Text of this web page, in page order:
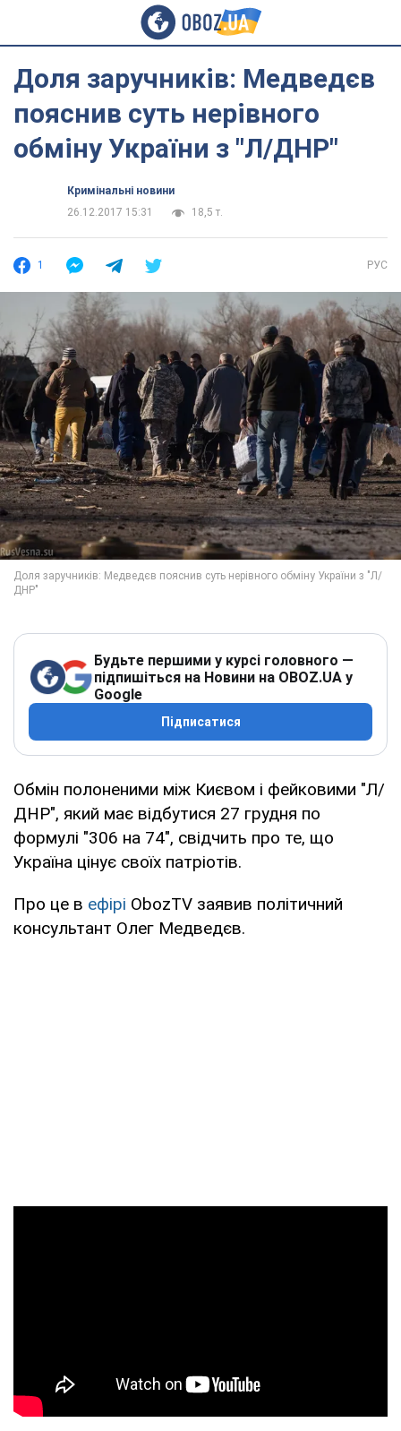
Доля заручників: Медведєв
пояснив суть нерівного
обміну України з "Л/ДНР"
Кримінальні новини
26.12.2017 15:31
18,5 т.
1 РУС
Будьте першими у курсі головного —
підпишіться на Новини на OBOZ.UA у
Google
Підписатися
Обмін полоненими між Києвом і фейковими "Л/
ДНР", який має відбутися 27 грудня по
формулі "306 на 74", свідчить про те, що
Україна цінує своїх патріотів.
Про це в ефірі ObozTV заявив політичний
консультант Олег Медведєв.